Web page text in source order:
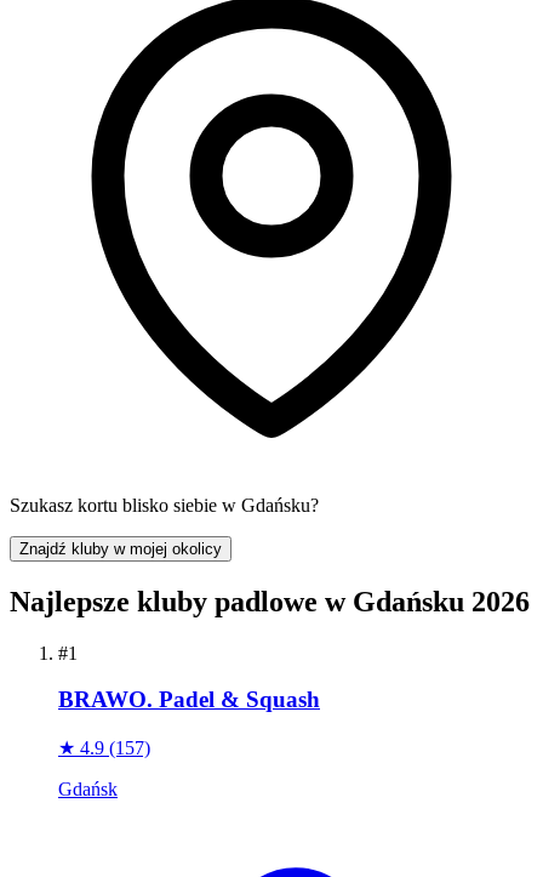
Szukasz kortu blisko siebie w Gdańsku?
Znajdź kluby w mojej okolicy
Najlepsze kluby padlowe w Gdańsku 2026
#1
BRAWO. Padel & Squash
★ 4.9 (157)
Gdańsk